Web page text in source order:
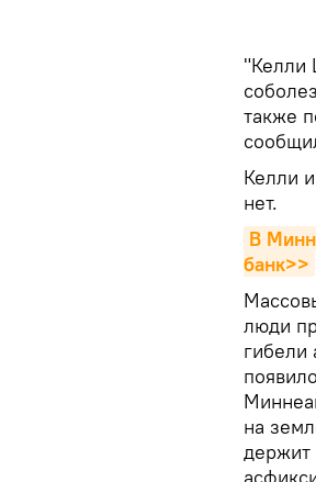
"Келли
также
Келли
нет.
В
банк>>
люди
на
держит